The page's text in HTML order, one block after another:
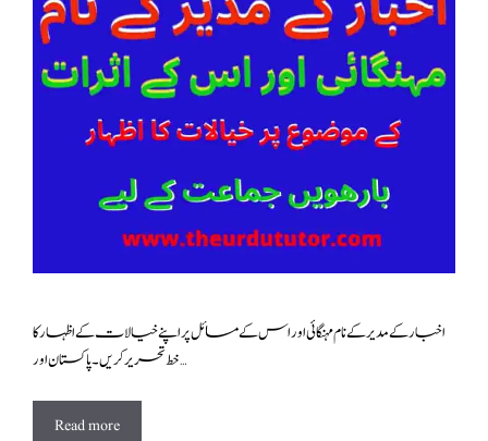
اخبار کے مدیر کے نام مہنگائی اور اس کے مسائل پر اپنے خیالات کے اظہار کا
خط تحریر کریں۔پاکستان اور …
Read more